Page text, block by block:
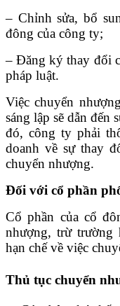
– Chỉnh sửa, bổ
đông của công ty;
– Đăng ký thay đổi
pháp luật.
Việc chuyển
sáng lập sẽ dẫn đến
đó, công ty phải
doanh về sự thay
chuyển nhượng.
Đối với cổ phần
Cổ phần của cổ
nhượng, trừ
hạn chế về việc
Thủ tục chuyển